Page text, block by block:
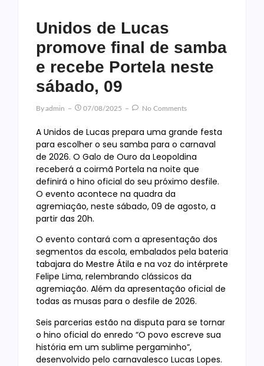
Unidos de Lucas
promove final de samba
e recebe Portela neste
sábado, 09
ByAdmin 07/08/2025 No Comments
A Unidos de Lucas prepara uma grande festa
para escolher o seu samba para o carnaval
de 2026. O Galo de Ouro da Leopoldina
receberá a coirmã Portela na noite que
definirá o hino oficial do seu próximo desfile.
O evento acontece na quadra da
agremiação, neste sábado, 09 de agosto, a
partir das 20h.
O evento contará com a apresentação dos
segmentos da escola, embalados pela bateria
tabajara do Mestre Átila e na voz do intérprete
Felipe Lima, relembrando clássicos da
agremiação. Além da apresentação oficial de
todas as musas para o desfile de 2026.
Seis parcerias estão na disputa para se tornar
o hino oficial do enredo “O povo escreve sua
história em um sublime pergaminho”,
desenvolvido pelo carnavalesco Lucas Lopes.